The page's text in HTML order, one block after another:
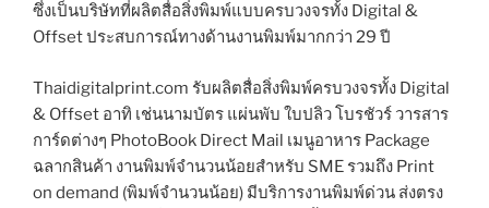
ซึ่งเป็นบริษัทที่ผลิตสื่อสิ่งพิมพ์แบบครบวงจรทั้ง Digital &
Offset ประสบการณ์ทางด้านงานพิมพ์มากกว่า 29 ปี
Thaidigitalprint.com รับผลิตสื่อสิ่งพิมพ์ครบวงจรทั้ง Digital
& Offset อาทิ เช่นนามบัตร แผ่นพับ ใบปลิว โบรชัวร์ วารสาร
การ์ดต่างๆ PhotoBook Direct Mail เมนูอาหาร Package
ฉลากสินค้า งานพิมพ์จำนวนน้อยสำหรับ SME รวมถึง Print
on demand (พิมพ์จำนวนน้อย) มีบริการงานพิมพ์ด่วน ส่งตรง